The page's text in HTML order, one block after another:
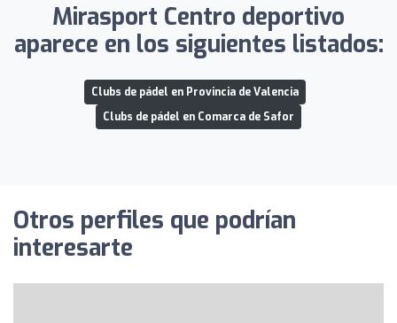
Mirasport Centro deportivo
aparece en los siguientes listados:
Clubs de pádel en Provincia de Valencia
Clubs de pádel en Comarca de Safor
Otros perfiles que podrían
interesarte